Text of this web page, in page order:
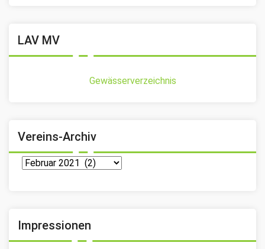
LAV MV
Gewässerverzeichnis
Vereins-Archiv
Vereins-
Impressionen